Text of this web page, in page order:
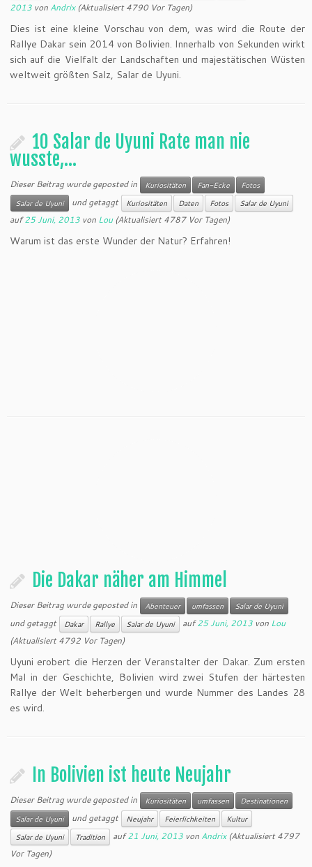
2013 von Andrix(Aktualisiert 4790 Vor Tagen)
Dies ist eine kleine Vorschau von dem, was wird die Route der
Rallye Dakar sein 2014 von Bolivien. Innerhalb von Sekunden wirkt
sich auf die Vielfalt der Landschaften und majestätischen Wüsten
weltweit größten Salz, Salar de Uyuni.
10 Salar de Uyuni Rate man nie
wusste,…
Dieser Beitrag wurde geposted in Kuriositäten Fan-Ecke
Fotos
Salar de Uyuni
und getaggt Kuriositäten Daten Fotos Salar de Uyuni
auf25 Juni, 2013 von Lou(Aktualisiert 4787 Vor Tagen)
Warum ist das erste Wunder der Natur? Erfahren!
Die Dakar näher am Himmel
Dieser Beitrag wurde geposted in Abenteuer umfassen Salar de Uyuni
und getaggt Dakar Rallye Salar de Uyuni auf25 Juni, 2013 von Lou
(Aktualisiert 4792 Vor Tagen)
Uyuni erobert die Herzen der Veranstalter der Dakar. Zum ersten
Mal in der Geschichte, Bolivien wird zwei Stufen der härtesten
Rallye der Welt beherbergen und wurde Nummer des Landes 28
es wird.
In Bolivien ist heute Neujahr
Dieser Beitrag wurde geposted in Kuriositäten umfassen
Destinationen
Salar de Uyuni
und getaggt Neujahr Feierlichkeiten
Kultur
Salar de Uyuni
Tradition auf21 Juni, 2013 von Andrix(Aktualisiert 4797
Vor Tagen)